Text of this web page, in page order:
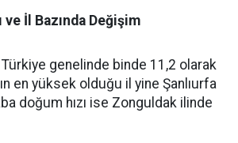
ve İl Bazında Değişim
Türkiye genelinde binde 11,2 olarak
en yüksek olduğu il yine Şanlıurfa
doğum hızı ise Zonguldak ilinde